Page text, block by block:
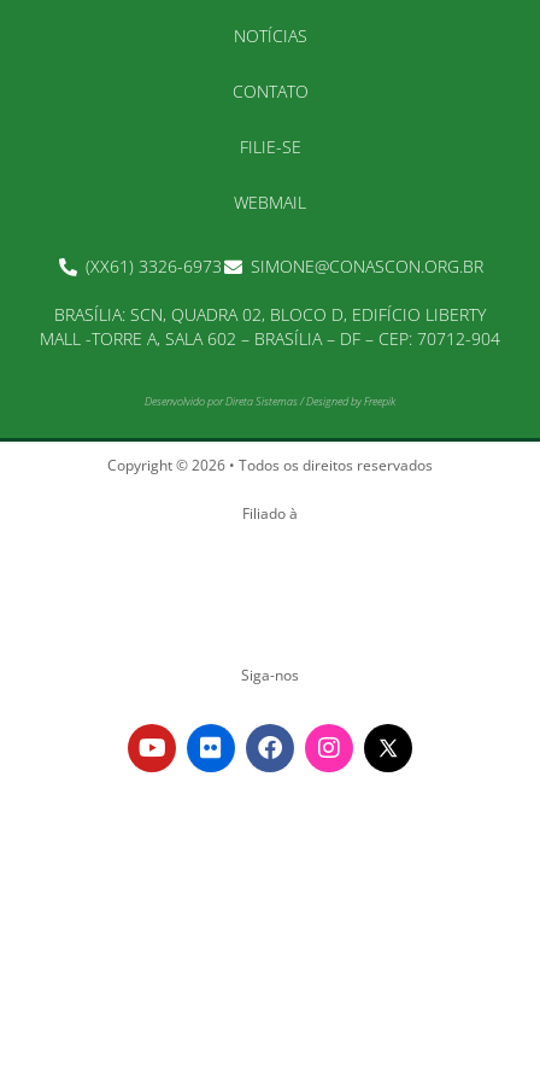
NOTÍCIAS
CONTATO
FILIE-SE
WEBMAIL
(XX61) 3326-6973 SIMONE@CONASCON.ORG.BR
BRASÍLIA: SCN, QUADRA 02, BLOCO D, EDIFÍCIO LIBERTY
MALL -TORRE A, SALA 602 – BRASÍLIA – DF – CEP: 70712-904
Desenvolvido porDireta Sistemas/Designed by Freepik
Copyright © 2026 • Todos os direitos reservados
Filiado à
Siga-nos